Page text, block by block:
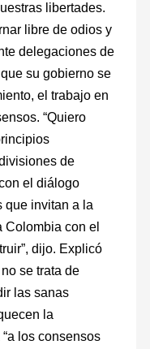
libertades.
libre de odios y
delegaciones de
su gobierno se
el trabajo en
“Quiero
de
el diálogo
que invitan a la
Colombia con el
dijo. Explicó
se trata de
las sanas
la
los consensos